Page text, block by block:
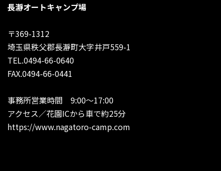
長瀞オートキャンプ場
〒369-1312
埼玉県秩父郡長瀞町大字井戸559-1
TEL.0494-66-0640
FAX.0494-66-0441
事務所営業時間 9:00〜17:00
アクセス／花園ICから車で約25分
https://www.nagatoro-camp.com